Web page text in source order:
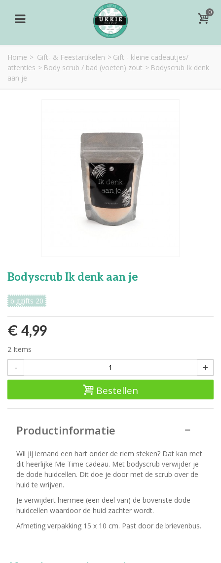
0
Home > Gift- & Feestartikelen > Gift - kleine cadeautjes/
attenties > Body scrub / bad (voeten) zout > Bodyscrub Ik denk
aan je
Bodyscrub Ik denk aan je
biggifts 20
€ 4,99
2 Items
- +
Bestellen
Productinformatie
Wil jij iemand een hart onder de riem steken? Dat kan met
dit heerlijke Me Time cadeau. Met bodyscrub verwijder je
de dode huidcellen. Dit doe je door met de scrub over de
huid te wrijven.
Je verwijdert hiermee (een deel van) de bovenste dode
huidcellen waardoor de huid zachter wordt.
Afmeting verpakking 15 x 10 cm. Past door de brievenbus.